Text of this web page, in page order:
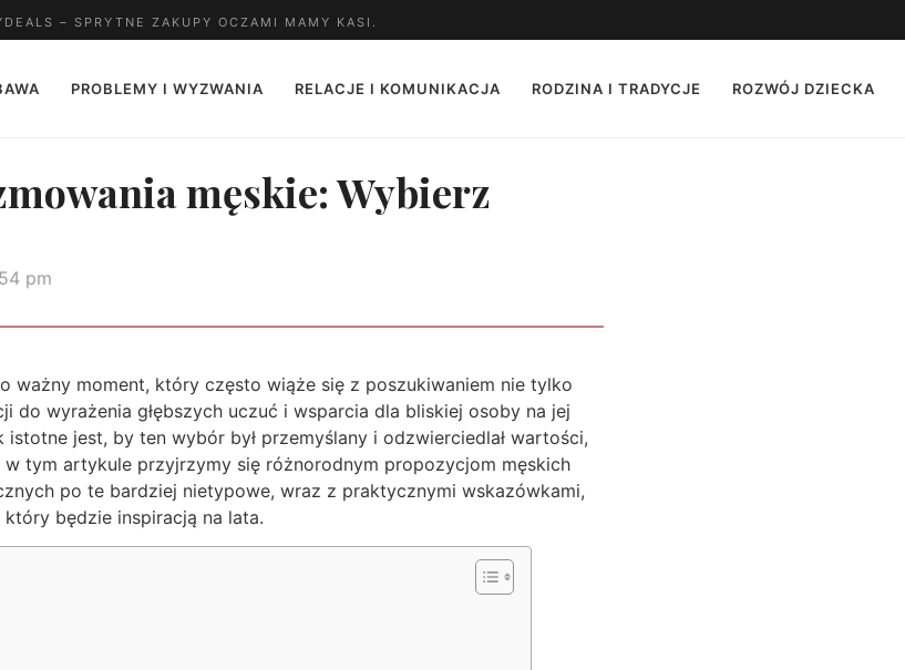
– SPRYTNE ZAKUPY OCZAMI MAMY KASI.
PROBLEMY I WYZWANIA RELACJE I KOMUNIKACJA RODZINA I TRADYCJE ROZWÓJ DZIECKA
męskie: Wybierz
pm
ważny moment, który często wiąże się z poszukiwaniem nie tylko
do wyrażenia głębszych uczuć i wsparcia dla bliskiej osoby na jej
istotne jest, by ten wybór był przemyślany i odzwierciedlał wartości,
tym artykule przyjrzymy się różnorodnym propozycjom męskich
po te bardziej nietypowe, wraz z praktycznymi wskazówkami,
będzie inspiracją na lata.